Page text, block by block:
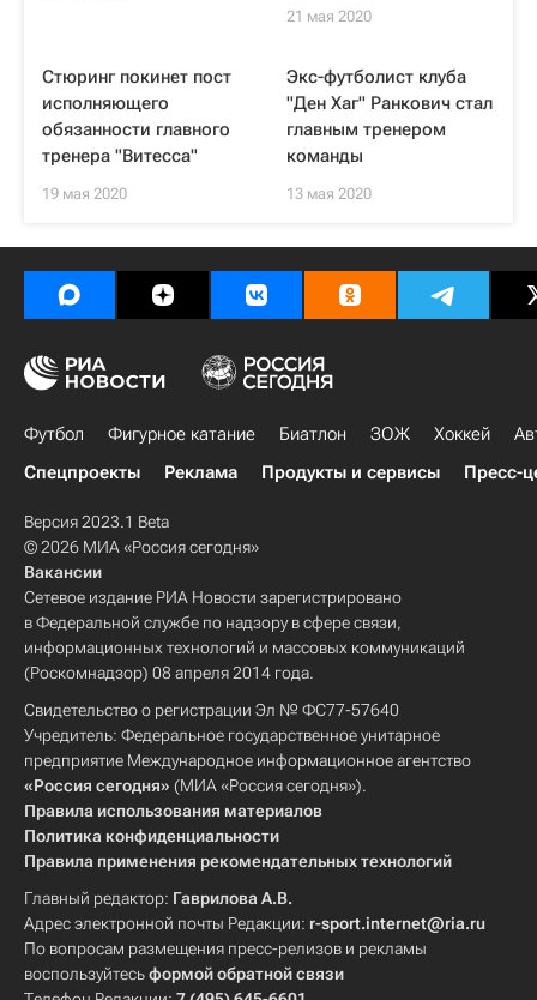
21 мая 2020
Стюринг покинет пост
исполняющего
обязанности главного
тренера "Витесса"
19 мая 2020
Экс-футболист клуба
"Ден Хаг" Ранкович стал
главным тренером
команды
13 мая 2020
Футбол Фигурное катание Биатлон ЗОЖ Хоккей
Спецпроекты
Реклама Продукты и сервисы Пресс-
Версия 2023.1 Beta
© 2026 МИА «Россия сегодня»
Вакансии
Сетевое издание РИА Новости зарегистрировано
в Федеральной службе по надзору в сфере связи,
информационных технологий и массовых коммуникаций
(Роскомнадзор) 08 апреля 2014 года.
Свидетельство о регистрации Эл № ФС77-57640
Учредитель: Федеральное государственное унитарное
предприятие Международное информационное агентство
«Россия сегодня» (МИА «Россия сегодня»).
Правила использования материалов
Политика конфиденциальности
Правила применения рекомендательных технологий
Главный редактор: Гаврилова А.В.
Адрес электронной почты Редакции: r-sport.internet@ria.ru
По вопросам размещения пресс-релизов и рекламы
воспользуйтесьформой обратной связи